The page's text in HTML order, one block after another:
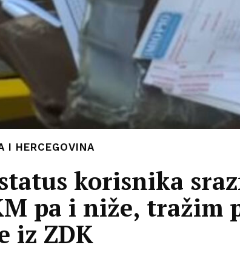
I HERCEGOVINA
korisnika
pa i niže, tražim
iz ZDK